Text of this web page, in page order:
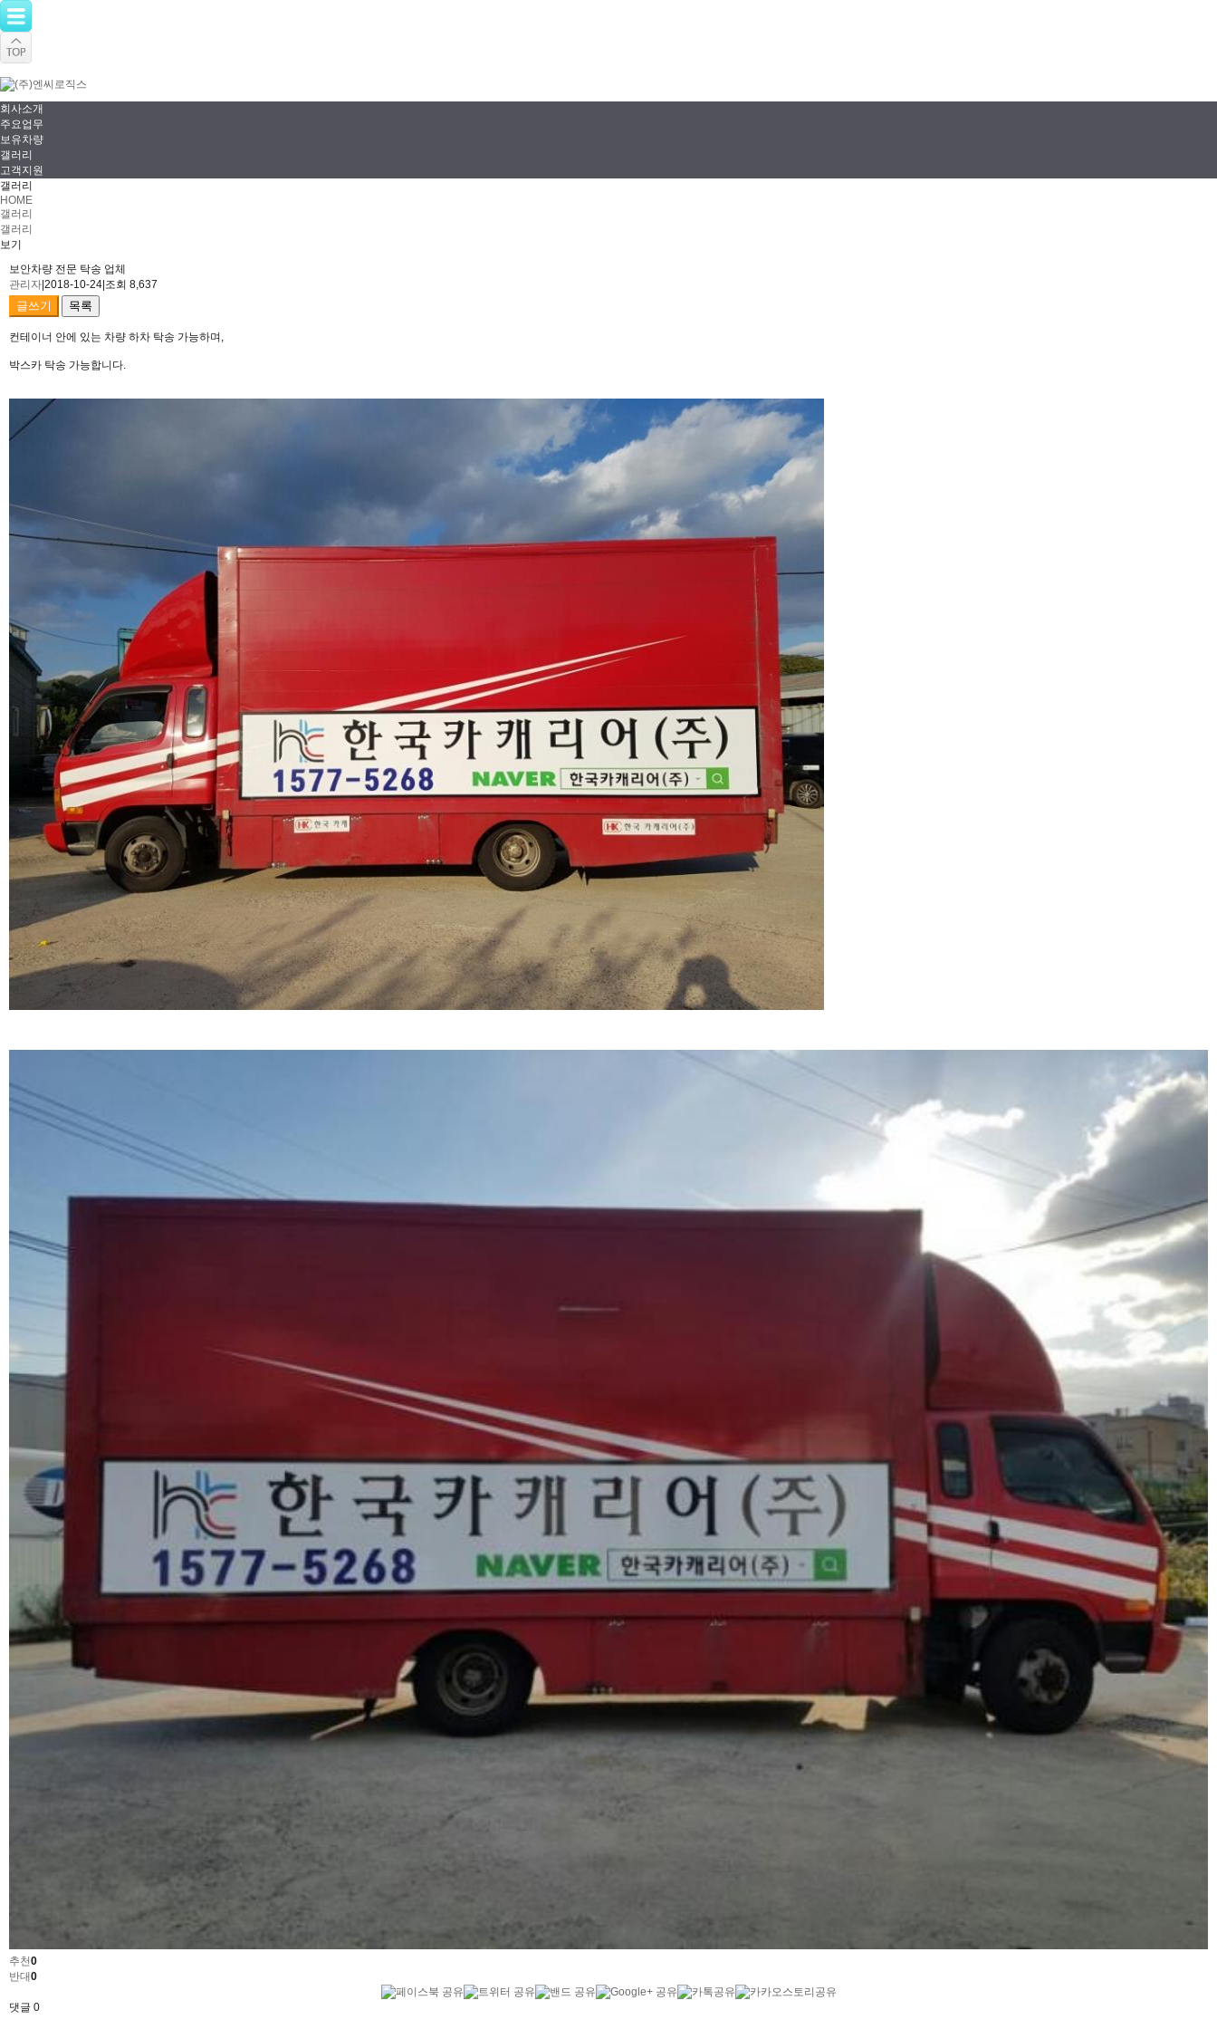
회사소개
주요업무
보유차량
갤러리
고객지원
갤러리
HOME
갤러리
갤러리
보기
보안차량 전문 탁송 업체
관리자 2018-10-24 조회 8,637
글쓰기 목록
컨테이너 안에 있는 차량 하차 탁송 가능하며,
박스카 탁송 가능합니다.
추천0
반대0
댓글 0